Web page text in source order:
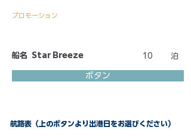
プロモーション
船名 Star Breeze 10 泊
ボタン
航路表（上のボタンより出港日をお選びください）